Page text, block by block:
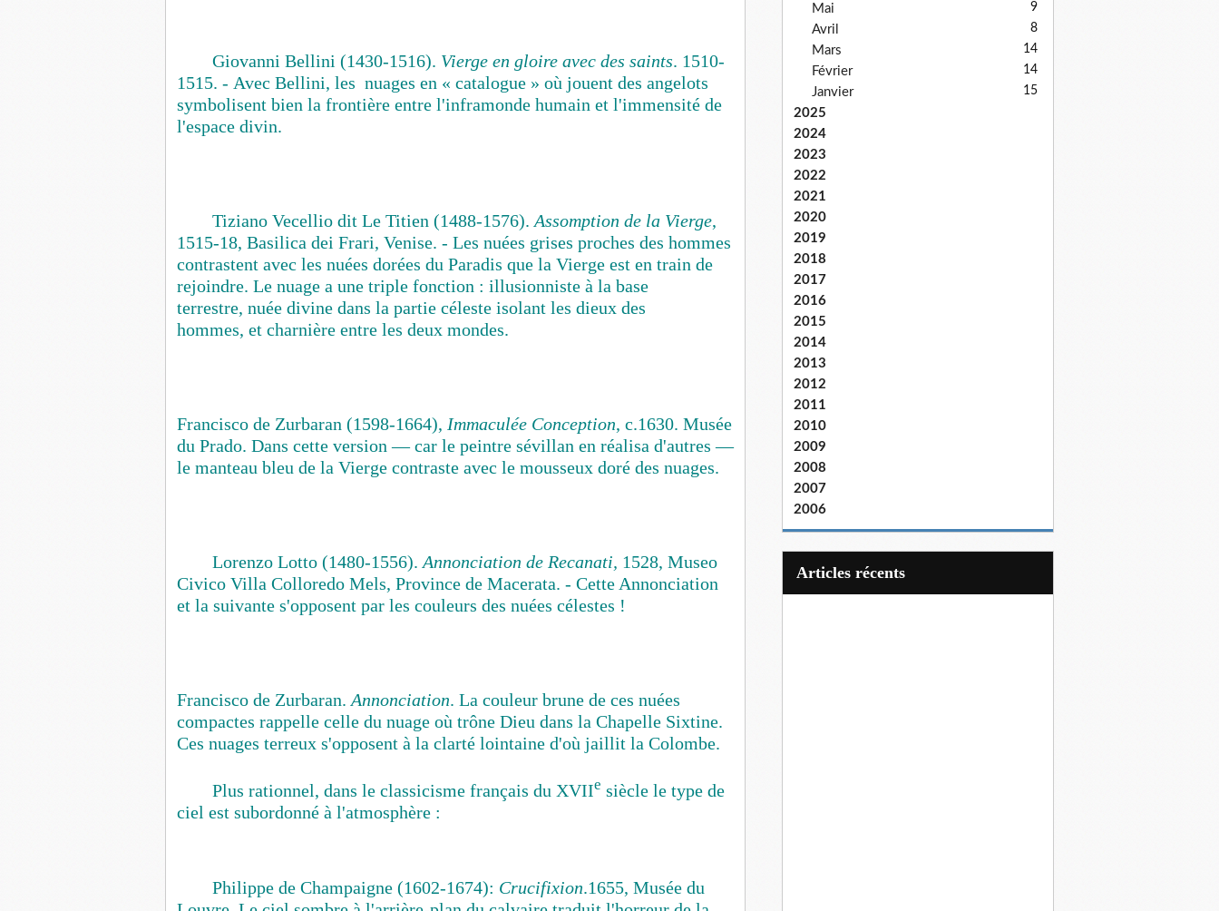
Giovanni Bellini (1430-1516). Vierge en gloire avec des saints. 1510-
1515. - Avec Bellini, les nuages en « catalogue » où jouent des angelots
symbolisent bien la frontière entre l'inframonde humain et l'immensité de
l'espace divin.
Tiziano Vecellio dit Le Titien (1488-1576). Assomption de la Vierge,
1515-18, Basilica dei Frari, Venise. - Les nuées grises proches des hommes
contrastent avec les nuées dorées du Paradis que la Vierge est en train de
rejoindre. Le nuage a une triple fonction : illusionniste à la base
terrestre, nuée divine dans la partie céleste isolant les dieux des
hommes, et charnière entre les deux mondes.
Francisco de Zurbaran (1598-1664), Immaculée Conception, c.1630. Musée
du Prado. Dans cette version — car le peintre sévillan en réalisa d'autres —
le manteau bleu de la Vierge contraste avec le mousseux doré des nuages.
Lorenzo Lotto (1480-1556). Annonciation de Recanati, 1528, Museo
Civico Villa Colloredo Mels, Province de Macerata. - Cette Annonciation
et la suivante s'opposent par les couleurs des nuées célestes !
Francisco de Zurbaran. Annonciation. La couleur brune de ces nuées
compactes rappelle celle du nuage où trône Dieu dans la Chapelle Sixtine.
Ces nuages terreux s'opposent à la clarté lointaine d'où jaillit la Colombe.
Plus rationnel, dans le classicisme français du XVIIe siècle le type de
ciel est subordonné à l'atmosphère :
Philippe de Champaigne (1602-1674): Crucifixion.1655, Musée du
Mai 9
Avril 8
Mars 14
Février 14
Janvier 15
2025
2024
2023
2022
2021
2020
2019
2018
2017
2016
2015
2014
2013
2012
2011
2010
2009
2008
2007
2006
articles récents